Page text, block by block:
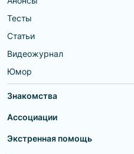
Тесты
Статьи
Видеожурнал
Юмор
Знакомства
Ассоциации
Экстренная помощь